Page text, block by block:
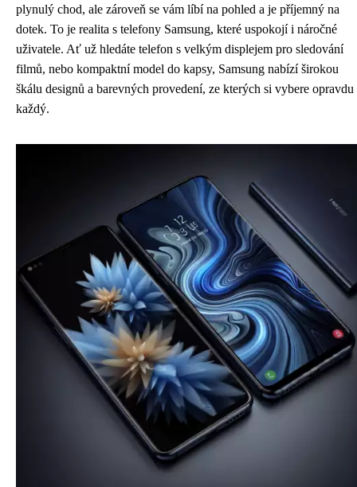
plynulý chod, ale zároveň se vám líbí na pohled a je příjemný na
dotek. To je realita s telefony Samsung, které uspokojí i náročné
uživatele. Ať už hledáte telefon s velkým displejem pro sledování
filmů, nebo kompaktní model do kapsy, Samsung nabízí širokou
škálu designů a barevných provedení, ze kterých si vybere opravdu
každý.